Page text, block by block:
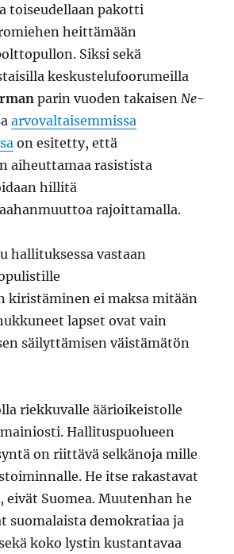
toiseudellaan pakotti
heittämään
Siksi sekä
keskustelufoorumeilla
parin vuoden takaisen Ne-
arvovaltaisemmissa
on esitetty, että
aiheuttamaa rasistista
hillitä
rajoittamalla.
hallituksessa vastaan
kiristäminen ei maksa mitään
lapset ovat vain
säilyttämisen väistämätön
riekkuvalle äärioikeistolle
Hallituspuolueen
on riittävä selkänoja mille
He itse rakastavat
eivät Suomea. Muutenhan he
suomalaista demokratiaa ja
koko lystin kustantavaa